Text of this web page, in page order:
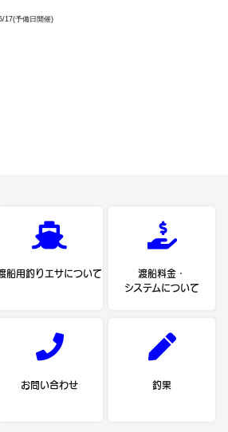
17(予備日開催)
船用釣りエサについて
渡船料金・
システムについて
お問い合わせ 釣果